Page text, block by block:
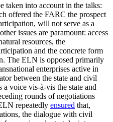
taken into account in the talks:
offered the FARC the prospect
will not serve as a
issues are paramount: access
resources, the
and the concrete form
The ELN is opposed primarily
enterprises active in
between the state and civil
voice vis-à-vis the state and
rounds of nego­tiations
repeatedly ensured that,
the dialogue with civil